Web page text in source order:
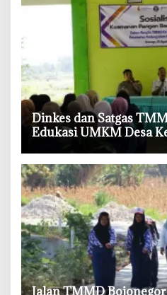
‎Dinkes dan Satgas
Edukasi UMKM Desa
Boraks dan Formalin
‎Jalan TMMD